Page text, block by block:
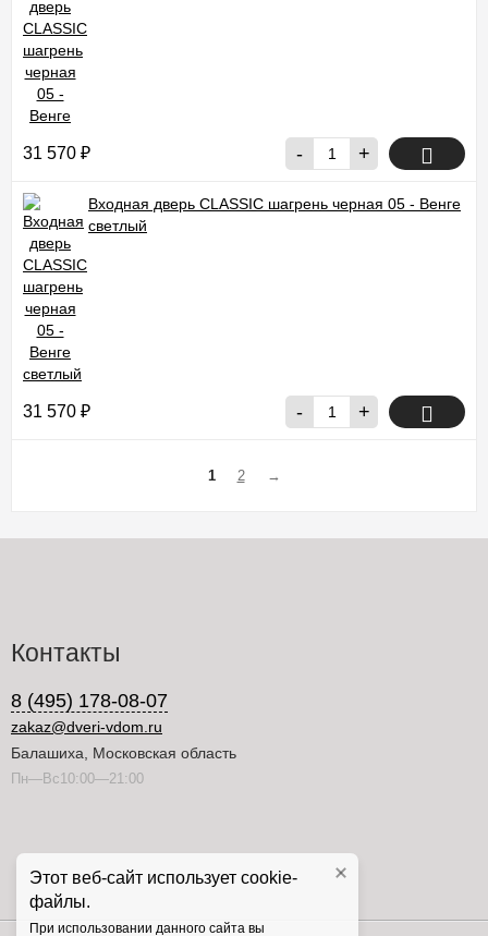
31 570 ₽ - +
Входная дверь CLASSIC шагрень черная 05 - Венге
светлый
31 570 ₽ - +
1 2 →
Контакты
8 (495) 178-08-07
zakaz@dveri-vdom.ru
Балашиха, Московская область
Пн—Вс10:00—21:00
Этот веб-сайт использует cookie-
файлы.
При использовании данного сайта вы